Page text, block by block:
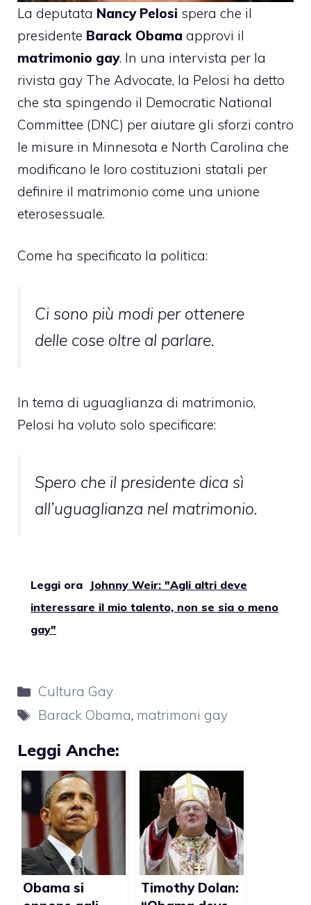
La deputata Nancy Pelosi spera che il
presidente Barack Obama approvi il
matrimonio gay. In una intervista per la
rivista gay The Advocate, la Pelosi ha detto
che sta spingendo il Democratic National
Committee (DNC) per aiutare gli sforzi contro
le misure in Minnesota e North Carolina che
modificano le loro costituzioni statali per
definire il matrimonio come una unione
eterosessuale.
Come ha specificato la politica:
Ci sono più modi per ottenere
delle cose oltre al parlare.
In tema di uguaglianza di matrimonio,
Pelosi ha voluto solo specificare:
Spero che il presidente dica sì
all’uguaglianza nel matrimonio.
Leggi ora
Johnny Weir: "Agli altri deve
interessare il mio talento, non se sia o meno
gay"
Categorie
Cultura Gay
Tag
Barack Obama, matrimoni gay
Leggi Anche:
Obama si
Timothy Dolan: